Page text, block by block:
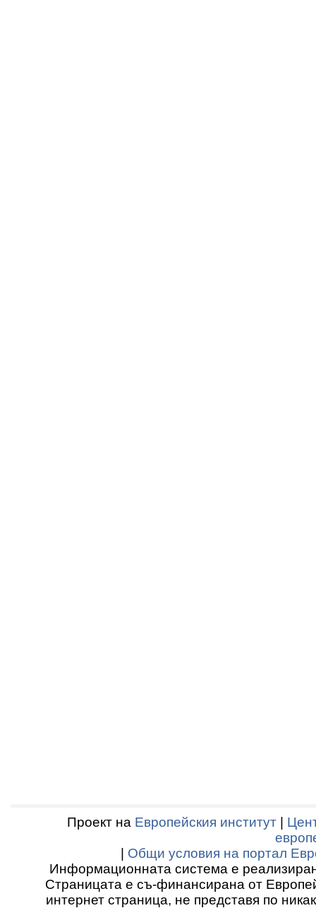
Проект на Европейския институт
Общи условия на портал
Информационната система е
Страницата е съ-финансирана от
интернет страница, не представя по